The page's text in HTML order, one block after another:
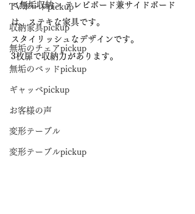
TVボードpickup
収納家具pickup
無垢のチェアpickup
無垢のベッドpickup
ギャッベpickup
お客様の声
変形テーブル
変形テーブルpickup
＜無垢収納＞ テレビボード兼サイドボード
は、ステキな家具です。
スタイリッシュなデザインです。
3枚扉で収納力があります。